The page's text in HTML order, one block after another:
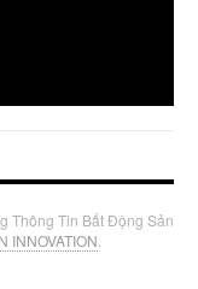
Thông Tin Bất Động Sản
INNOVATION